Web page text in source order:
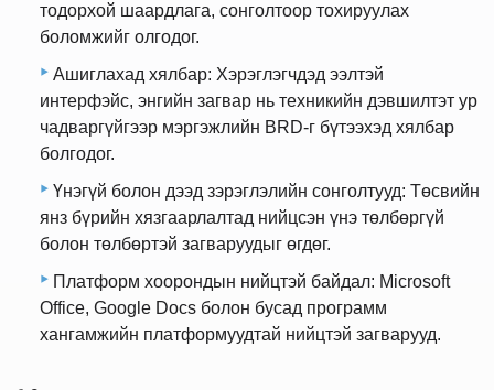
тодорхой шаардлага, сонголтоор тохируулах
боломжийг олгодог.
Ашиглахад хялбар: Хэрэглэгчдэд ээлтэй
интерфэйс, энгийн загвар нь техникийн дэвшилтэт ур
чадваргүйгээр мэргэжлийн BRD-г бүтээхэд хялбар
болгодог.
Үнэгүй болон дээд зэрэглэлийн сонголтууд: Төсвийн
янз бүрийн хязгаарлалтад нийцсэн үнэ төлбөргүй
болон төлбөртэй загваруудыг өгдөг.
Платформ хоорондын нийцтэй байдал: Microsoft
Office, Google Docs болон бусад программ
хангамжийн платформуудтай нийцтэй загварууд.